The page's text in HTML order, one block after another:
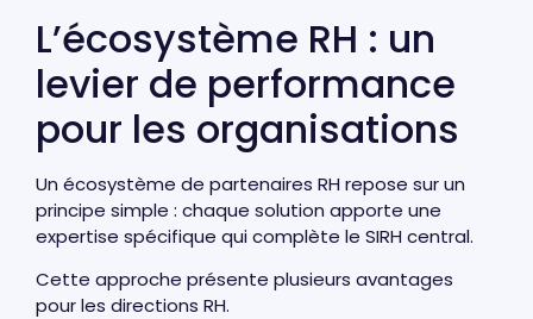
L’écosystème RH : un
levier de performance
pour les organisations
Un écosystème de partenaires RH repose sur un
principe simple : chaque solution apporte une
expertise spécifique qui complète le SIRH central.
Cette approche présente plusieurs avantages
pour les directions RH.